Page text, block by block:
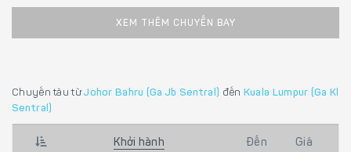
XEM THÊM CHUYẾN BAY
Chuyến tàu từJohor Bahru (Ga Jb Sentral) đến Kuala Lumpur (Ga Kl
Sentral)
Khởi hành Đến Giá